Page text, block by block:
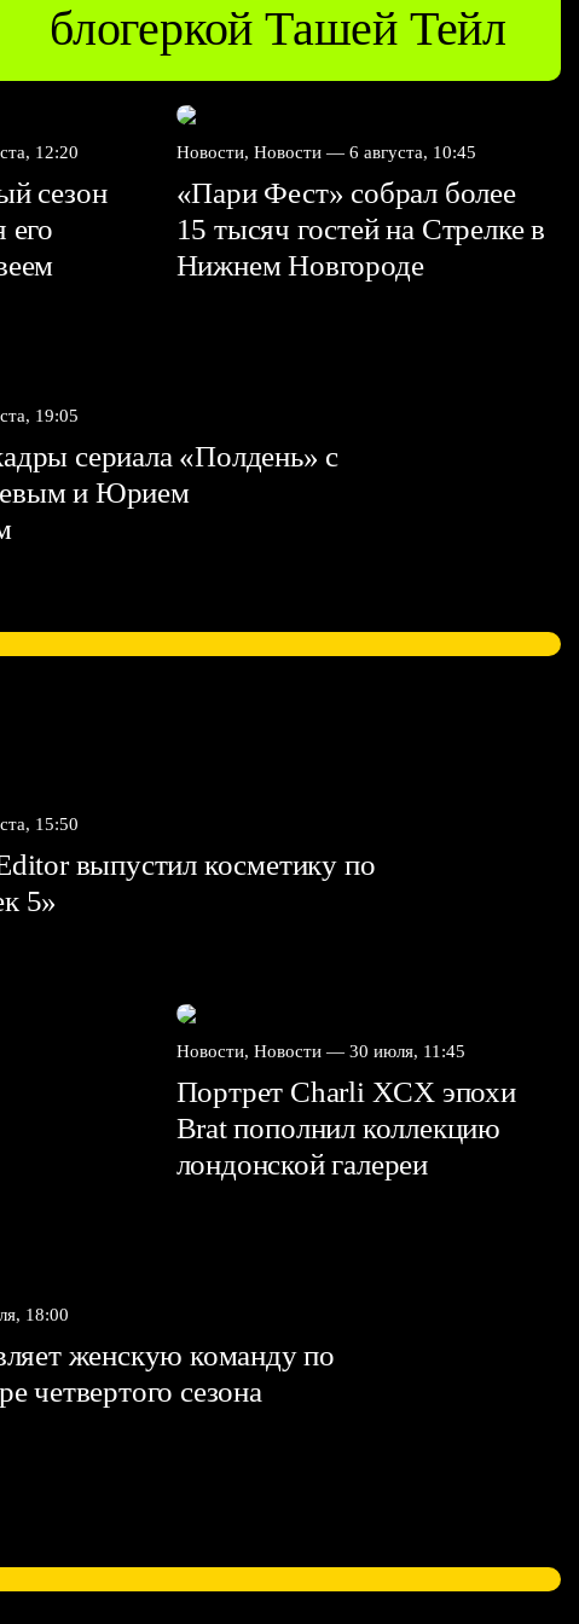
блогеркой Ташей Тейл
12:20
сезон
его
Новости, Новости — 6 августа, 10:45
«Пари Фест» собрал более
15 тысяч гостей на Стрелке в
Нижнем Новгороде
19:05
сериала «Полдень» с
и Юрием
15:50
выпустил косметику по
5»
Новости, Новости — 30 июля, 11:45
Портрет Charli XCX эпохи
Brat пополнил коллекцию
лондонской галереи
18:00
женскую команду по
четвертого сезона